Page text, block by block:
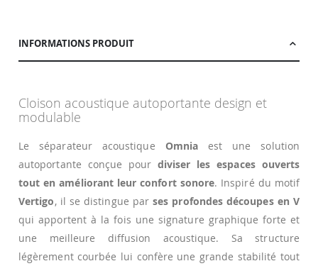
INFORMATIONS PRODUIT
Cloison acoustique autoportante design et
modulable
Le séparateur acoustique Omniaest une solution
autoportante conçue pour diviser les espaces ouverts
tout en améliorant leur confort sonore. Inspiré du motif
Vertigo, il se distingue parses profondes découpes en V
qui apportent à la fois une signature graphique forte et
une meilleure diffusion acoustique. Sa structure
légèrement courbée lui confère une grande stabilité tout